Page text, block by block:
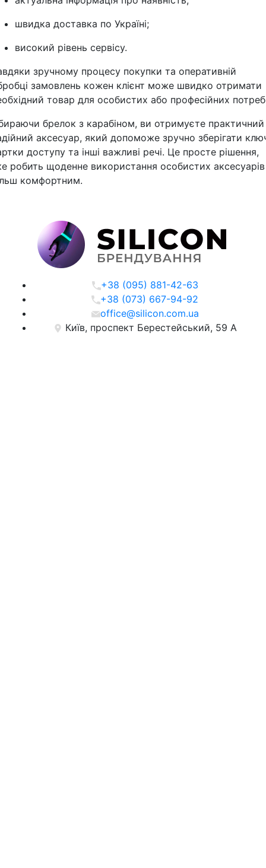
швидка доставка по Україні;
високий рівень сервісу.
зручному процесу покупки та оперативній
замовлень кожен клієнт може швидко отримати
товар для особистих або професійних
брелок з карабіном, ви отримуєте практичний
аксесуар, який допоможе зручно зберігати
доступу та інші важливі речі. Це просте рішення,
робить щоденне використання особистих аксесуарів
комфортним.
+38 (095) 881-42-63
+38 (073) 667-94-92
office@silicon.com.ua
Київ, проспект Берестейський, 59 А